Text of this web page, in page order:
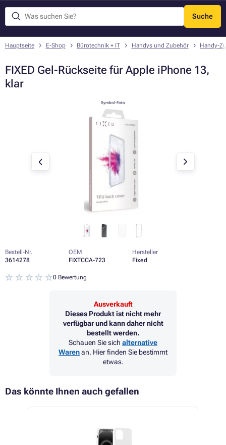
Suche
Menü
Hauptseite E-Shop Bürotechnik + IT Handys und Zubehör Handy-
FIXED Gel-Rückseite für Apple iPhone 13,
klar
Symbol-Foto
Bestell-Nr.
3614278
OEM
FIXTCCA-723
Hersteller
Fixed
0 Bewertung
Ausverkauft
Dieses Produkt ist nicht mehr
verfügbar und kann daher nicht
bestellt werden.
Schauen Sie sich alternative
Warenan. Hier finden Sie bestimmt
etwas.
Das könnte Ihnen auch gefallen